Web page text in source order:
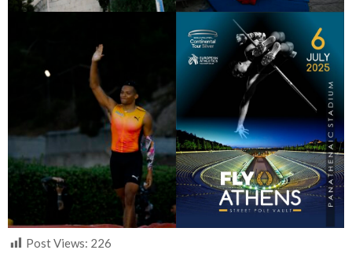
Post Views: 226